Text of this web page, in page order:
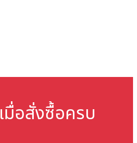
เมื่อสั่งซื้อครบ